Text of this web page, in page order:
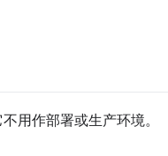
用作部署或生产环境。